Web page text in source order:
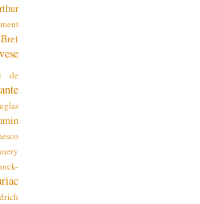
Bret
de